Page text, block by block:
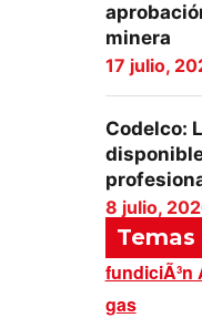
minera
17 julio,
Codelco:
8 julio,
fundiciÃ³n
gas